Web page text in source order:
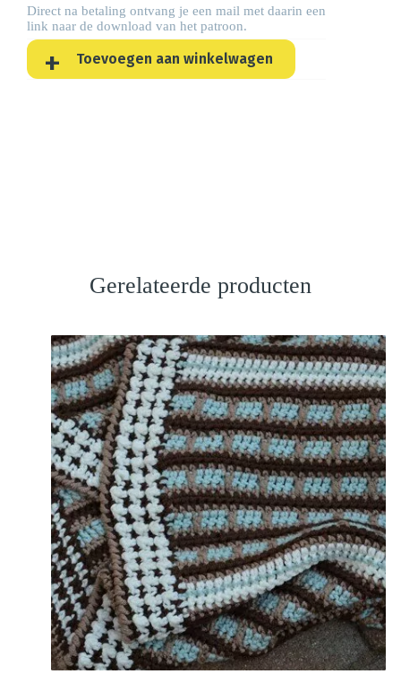
Direct na betaling ontvang je een mail met daarin een
link naar de download van het patroon.
Toevoegen aan winkelwagen
Gerelateerde producten